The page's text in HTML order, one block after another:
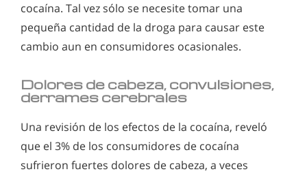
cocaína. Tal vez sólo se necesite tomar una
pequeña cantidad de la droga para causar este
cambio aun en consumidores ocasionales.
Dolores de cabeza, convulsiones,
derrames cerebrales
Una revisión de los efectos de la cocaína, reveló
que el 3% de los consumidores de cocaína
sufrieron fuertes dolores de cabeza, a veces